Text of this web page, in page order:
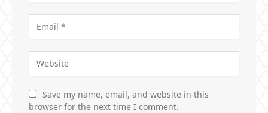
Save my name, email, and website in this
browser for the next time I comment.